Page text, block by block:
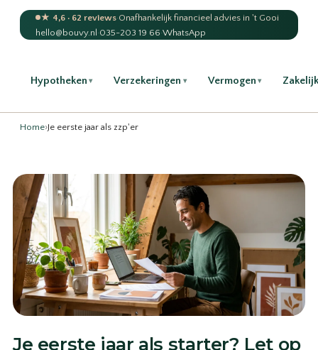
★ 4,6 · 62 reviews·Onafhankelijk financieel advies in 't Gooi
hello@bouvy.nl·035-203 19 66·WhatsApp
Hypotheken ▾ Verzekeringen ▾ Vermogen ▾
Home›Je eerste jaar als zzp'er
Je eerste jaar als starter? Let op